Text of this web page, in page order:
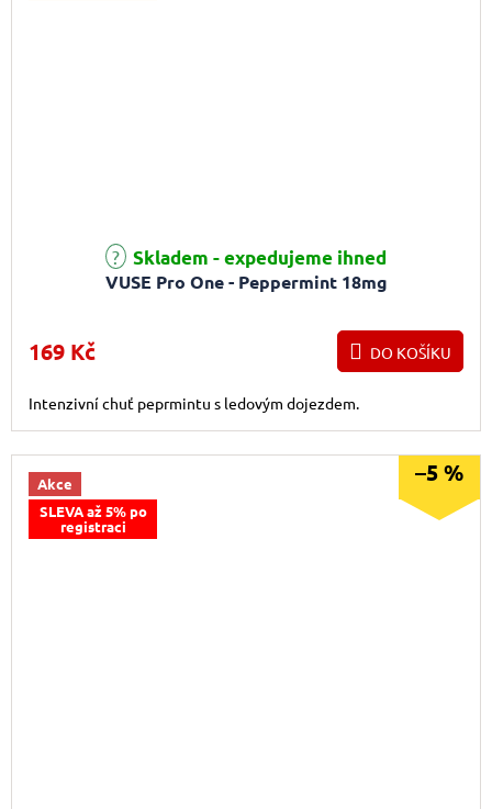
VUSE Pro One - Peppermint 18mg
Skladem - expedujeme ihned
169 Kč DO KOŠÍKU
Intenzivní chuť peprmintu s ledovým dojezdem.
Akce
SLEVA až 5% po
registraci
–5 %